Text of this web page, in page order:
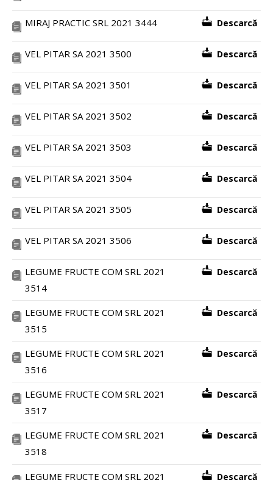
MIRAJ PRACTIC SRL 2021 3444 Descarcă
VEL PITAR SA 2021 3500 Descarcă
VEL PITAR SA 2021 3501 Descarcă
VEL PITAR SA 2021 3502 Descarcă
VEL PITAR SA 2021 3503 Descarcă
VEL PITAR SA 2021 3504 Descarcă
VEL PITAR SA 2021 3505 Descarcă
VEL PITAR SA 2021 3506 Descarcă
LEGUME FRUCTE COM SRL 2021
3514
Descarcă
LEGUME FRUCTE COM SRL 2021
3515
Descarcă
LEGUME FRUCTE COM SRL 2021
3516
Descarcă
LEGUME FRUCTE COM SRL 2021
3517
Descarcă
LEGUME FRUCTE COM SRL 2021
3518
Descarcă
LEGUME FRUCTE COM SRL 2021
Descarcă